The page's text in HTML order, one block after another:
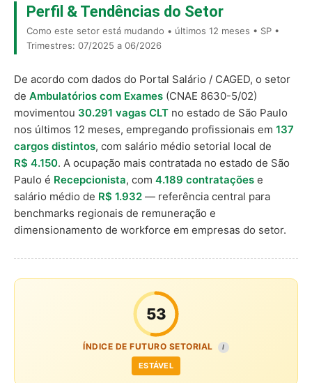
Perfil & Tendências do Setor
Como este setor está mudando • últimos 12 meses • SP •
Trimestres: 07/2025 a 06/2026
De acordo com dados do Portal Salário / CAGED, o setor
de Ambulatórios com Exames (CNAE 8630-5/02)
movimentou 30.291 vagas CLT no estado de São Paulo
nos últimos 12 meses, empregando profissionais em 137
cargos distintos, com salário médio setorial local de
R$ 4.150. A ocupação mais contratada no estado de São
Paulo é Recepcionista, com 4.189 contratações e
salário médio de R$ 1.932 — referência central para
benchmarks regionais de remuneração e
dimensionamento de workforce em empresas do setor.
53
ÍNDICE DE FUTURO SETORIAL I
ESTÁVEL